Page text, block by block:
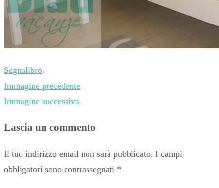
Segnalibro.
Immagine precedente
Immagine successiva
Lascia un commento
Il tuo indirizzo email non sarà pubblicato. I campi
obbligatori sono contrassegnati *